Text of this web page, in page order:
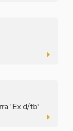
'Ex d/tb'